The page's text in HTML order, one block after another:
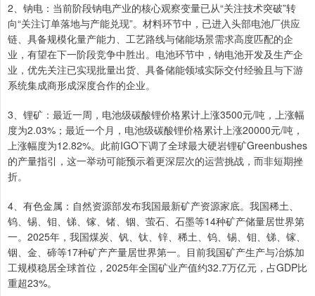
2、钠电：当前阶段钠电产业的核心观察变量已从“关注技术突破”转
向“关注订单落地与产能兑现”。材料环节中，已进入头部电池厂供应
链、具备规模化量产能力、工艺路线与储能场景需求高度匹配的企
业，有望在下一阶段竞争中胜出。电池环节中，钠电池开发及生产企
业，优先关注已实现批量出货、具备储能领域实际交付经验且与下游
系统集成商形成深度合作的企业。
3、锂矿：最近一周，电池级碳酸锂价格累计上涨3500元/吨，上涨幅
度为2.03%；最近一个月，电池级碳酸锂价格累计上涨20000元/吨，
上涨幅度为12.82%。此前IGO下调了全球最大硬岩锂矿Greenbushes
的产量指引，这一举动可能预示着更深层次的运营挑战，而非短期挫
折。
4、有色金属：自然资源部发布我国最新矿产资源家底。我国稀土、
钨、锡、钼、锑、镓、锗、铟、萤石、石墨等14种矿产储量居世界第
一。2025年，我国煤炭、钒、钛、锌、稀土、钨、锡、钼、锑、镓、
铟、金、碲等17种矿产产量居世界第一。目前我国矿产生产与冶炼加
工规模稳居全球首位，2025年全国矿业产值约32.7万亿元，占GDP比
重超23%。